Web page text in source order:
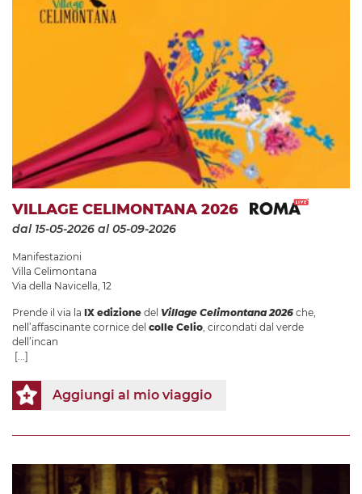
VILLAGE CELIMONTANA 2026
dal 15-05-2026 al 05-09-2026
Manifestazioni
Villa Celimontana
Via della Navicella, 12
Prende il via la IX edizione del Village Celimontana 2026 che,
nell’affascinante cornice del colle Celio , circondati dal verde
dell’incan
[...]
Aggiungi al mio viaggio